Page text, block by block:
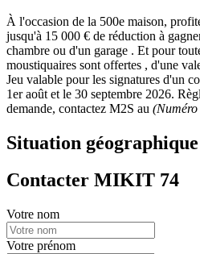
À l'occasion de la 500e maison,
jusqu'à 15 000 € de réduction à
chambre ou d'un garage . Et pour
moustiquaires sont offertes , d'une
Jeu valable pour les signatures d'un
1er août et le 30 septembre 2026.
demande, contactez M2S au
Situation géographique
Contacter MIKIT 74
Votre nom
Votre prénom